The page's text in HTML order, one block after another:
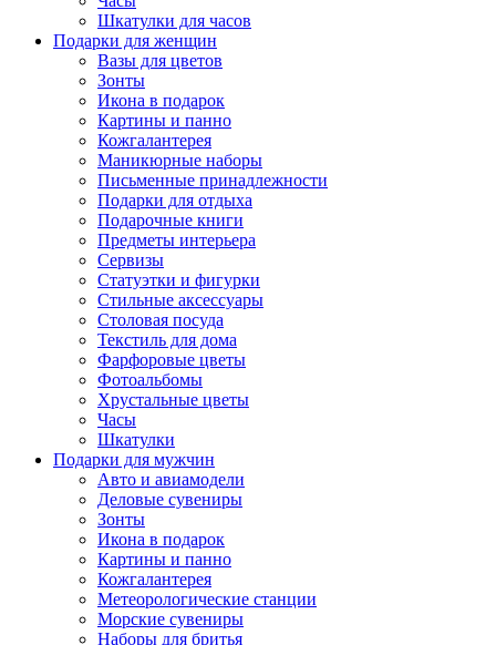
Шкатулки для часов
Подарки для женщин
Вазы для цветов
Зонты
Икона в подарок
Картины и панно
Кожгалантерея
Маникюрные наборы
Письменные принадлежности
Подарки для отдыха
Подарочные книги
Предметы интерьера
Сервизы
Статуэтки и фигурки
Стильные аксессуары
Столовая посуда
Текстиль для дома
Фарфоровые цветы
Фотоальбомы
Хрустальные цветы
Часы
Шкатулки
Подарки для мужчин
Авто и авиамодели
Деловые сувениры
Зонты
Икона в подарок
Картины и панно
Кожгалантерея
Метеорологические станции
Морские сувениры
Наборы для бритья